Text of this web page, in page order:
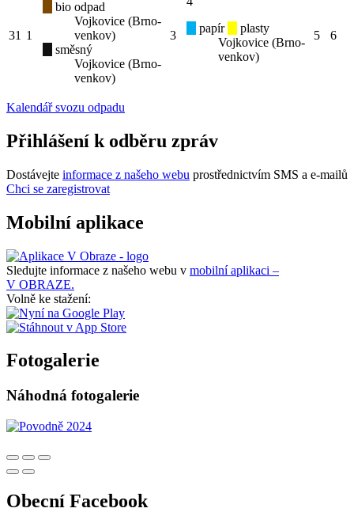
31 1
bio odpad
Vojkovice (Brno-
venkov)
směsný
Vojkovice (Brno-
venkov)
3
papír
plasty
Vojkovice (Brno-
venkov)
5 6
Kalendář svozu odpadu
Přihlášení k odběru zpráv
Dostávejte informace z našeho webu prostřednictvím SMS a e-mailů
Chci se zaregistrovat
Mobilní aplikace
Sledujte informace z našeho webu v mobilní aplikaci –
V OBRAZE.
Volně ke stažení:
Fotogalerie
Náhodná fotogalerie
Obecní Facebook